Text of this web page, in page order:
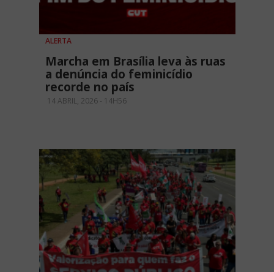
ALERTA
Marcha em Brasília leva às ruas
a denúncia do feminicídio
recorde no país
14 ABRIL, 2026 - 14H56